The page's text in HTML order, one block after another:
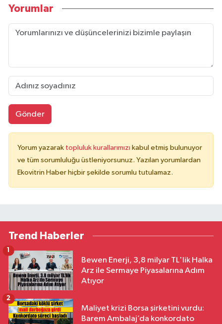
Yorumlar
Gönder
Yorum yazarak topluluk kurallarımızı kabul etmiş bulunuyor
ve tüm sorumluluğu üstleniyorsunuz. Yazılan yorumlardan
Ekovitrin Haber hiçbir şekilde sorumlu tutulamaz.
Trend Haberler
Bewen Enerji, 3,8 milyar TL'lik Halka
Arz ile Sermaye Piyasalarına Adım
Atıyor
1
Maliyet krizi Borsa şirketini vurdu:
Barem Ambalaj’da konkordato
2